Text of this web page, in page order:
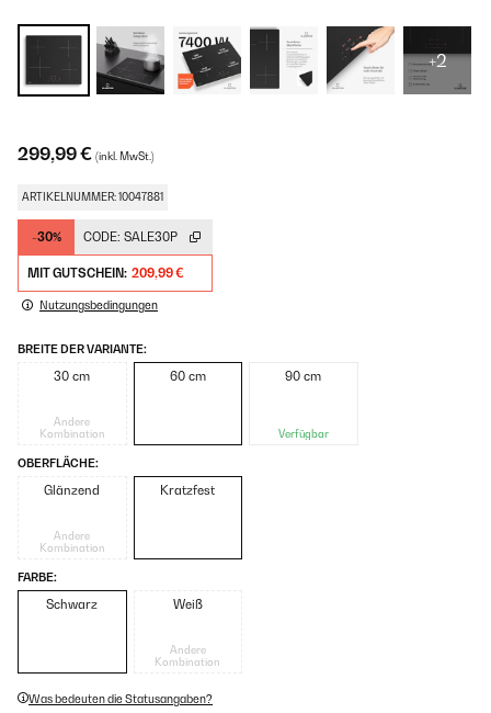
+2
299,99 € (inkl. MwSt.)
ARTIKELNUMMER: 10047881
-30% CODE: SALE30P
MIT GUTSCHEIN: 209,99 €
Nutzungsbedingungen
BREITE DER VARIANTE:
30 cm
Andere
Kombination
60 cm 90 cm
Verfügbar
OBERFLÄCHE:
Glänzend
Andere
Kombination
Kratzfest
FARBE:
Schwarz Weiß
Andere
Kombination
Was bedeuten die Statusangaben?